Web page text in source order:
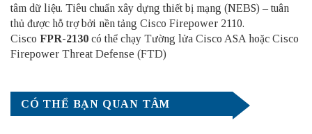
tâm dữ liệu. Tiêu chuẩn xây dựng thiết bị mạng (NEBS) – tuân
thủ được hỗ trợ bởi nền tảng Cisco Firepower 2110.
Cisco FPR-2130 có thể chạy Tường lửa Cisco ASA hoặc Cisco
Firepower Threat Defense (FTD)
CÓ THỂ BẠN QUAN TÂM